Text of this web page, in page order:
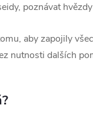
poznávat
aby zapojily
nutnosti dalších